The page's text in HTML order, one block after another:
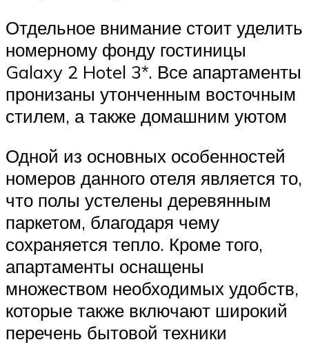
Отдельное внимание стоит уделить
номерному фонду гостиницы
Galaxy 2 Hotel 3*. Все апартаменты
пронизаны утонченным восточным
стилем, а также домашним уютом
Одной из основных особенностей
номеров данного отеля является то,
что полы устелены деревянным
паркетом, благодаря чему
сохраняется тепло. Кроме того,
апартаменты оснащены
множеством необходимых удобств,
которые также включают широкий
перечень бытовой техники